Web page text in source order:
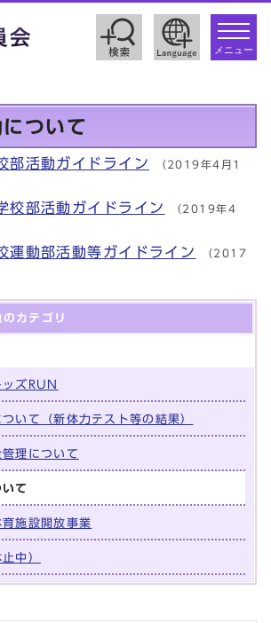
toggle
メニュー
ついて
部活動ガイドライン （2019年4月1
校部活動ガイドライン （2019年4
運動部活動等ガイドライン （2017
カテゴリ
ズRUN
いて（新体力テスト等の結果）
理について
て
施設開放事業
中）